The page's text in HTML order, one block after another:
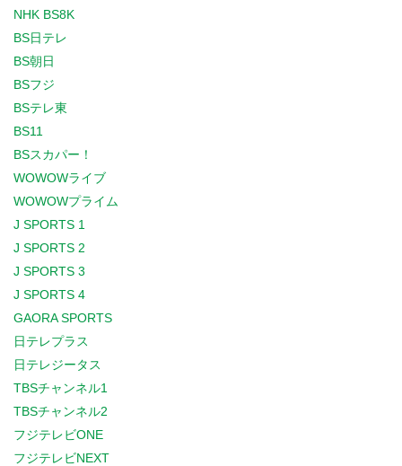
NHK BS8K
BS日テレ
BS朝日
BSフジ
BSテレ東
BS11
BSスカパー！
WOWOWライブ
WOWOWプライム
J SPORTS 1
J SPORTS 2
J SPORTS 3
J SPORTS 4
GAORA SPORTS
日テレプラス
日テレジータス
TBSチャンネル1
TBSチャンネル2
フジテレビONE
フジテレビNEXT